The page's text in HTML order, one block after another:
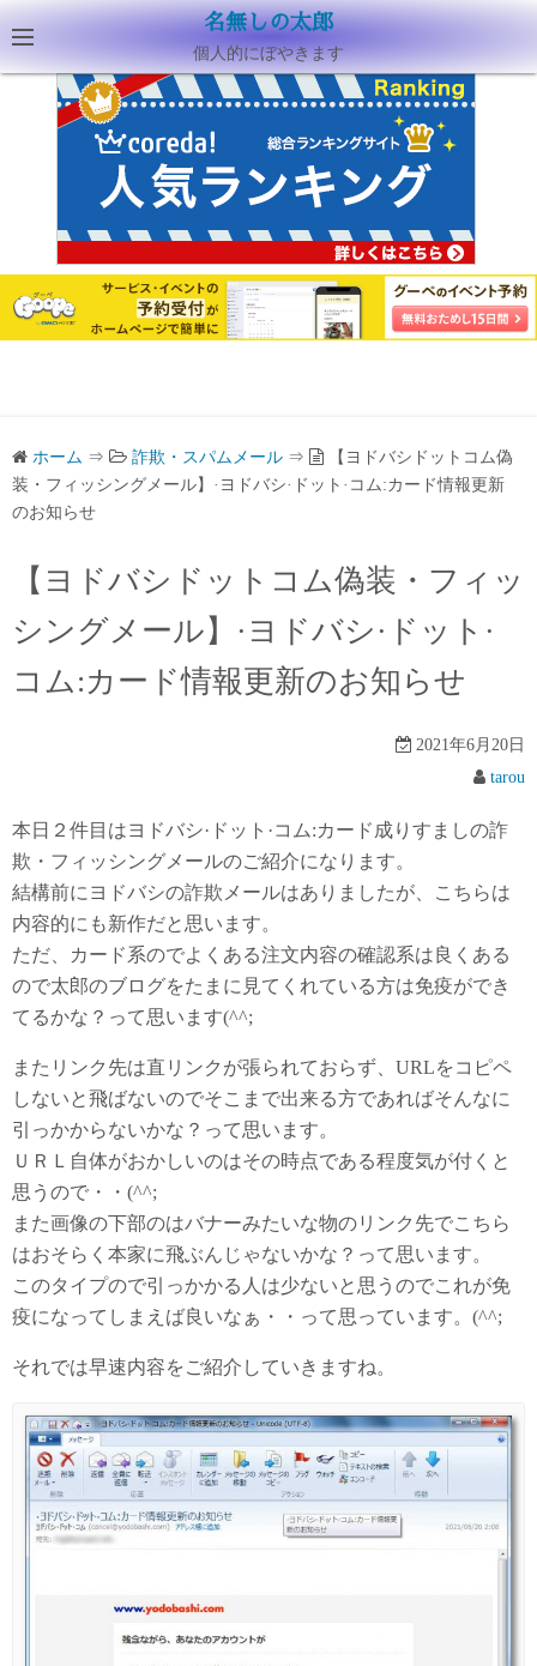
名無しの太郎
個人的にぼやきます
ホーム ⇒ 詐欺・スパムメール ⇒
【ヨドバシドットコム偽
装・フィッシングメール】·ヨドバシ·ドット·コム:カード情報更新
のお知らせ
【ヨドバシドットコム偽装・フィッ
シングメール】·ヨドバシ·ドット·
コム:カード情報更新のお知らせ
2021年6月20日
tarou
本日２件目はヨドバシ·ドット·コム:カード成りすましの詐
欺・フィッシングメールのご紹介になります。
結構前にヨドバシの詐欺メールはありましたが、こちらは
内容的にも新作だと思います。
ただ、カード系のでよくある注文内容の確認系は良くある
ので太郎のブログをたまに見てくれている方は免疫ができ
てるかな？って思います(^^;
またリンク先は直リンクが張られておらず、URLをコピペ
しないと飛ばないのでそこまで出来る方であればそんなに
引っかからないかな？って思います。
ＵＲＬ自体がおかしいのはその時点である程度気が付くと
思うので・・(^^;
また画像の下部のはバナーみたいな物のリンク先でこちら
はおそらく本家に飛ぶんじゃないかな？って思います。
このタイプので引っかかる人は少ないと思うのでこれが免
疫になってしまえば良いなぁ・・って思っています。(^^;
それでは早速内容をご紹介していきますね。